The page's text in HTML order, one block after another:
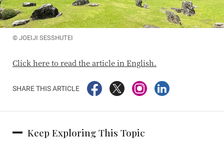
© JOEIJI SESSHUTEI
Click here to read the article in English.
SHARE THIS ARTICLE
Keep Exploring This Topic